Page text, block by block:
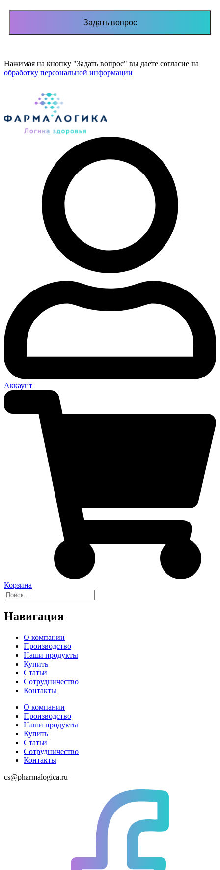
Нажимая на кнопку "Задать вопрос" вы даете согласие на
обработку персональной информации
Аккаунт
Корзина
Навигация
О компании
Производство
Наши продукты
Купить
Статьи
Сотрудничество
Контакты
О компании
Производство
Наши продукты
Купить
Статьи
Сотрудничество
Контакты
cs@pharmalogica.ru